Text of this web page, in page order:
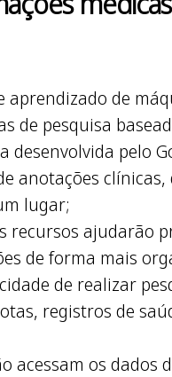
de
de pesquisa
pelo
anotações clínicas,
lugar;
recursos ajudarão
de forma mais
de realizar
registros de
acessam os dados